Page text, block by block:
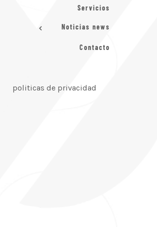
Servicios
Noticias news
Contacto
politicas de privacidad